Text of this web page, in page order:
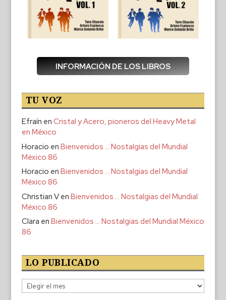
INFORMACIÓN DE LOS LIBROS
TU VOZ
Efraín en Cristal y Acero, pioneros del Heavy Metal
en México
Horacio en Bienvenidos … Nostalgias del Mundial
México 86
Horacio en Bienvenidos … Nostalgias del Mundial
México 86
Christian Ven Bienvenidos … Nostalgias del Mundial
México 86
Clara en Bienvenidos … Nostalgias del Mundial México
86
LO PUBLICADO
Lo
publicado